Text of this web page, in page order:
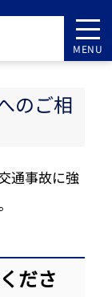
MENU
のご相
通事故に強
ださ